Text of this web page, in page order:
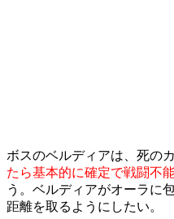
ボスのベルディアは、死の
たら基本的に確定で戦闘不
う。ベルディアがオーラに
距離を取るようにしたい。